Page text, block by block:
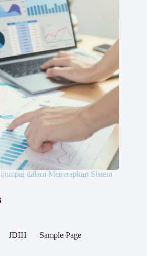
dalam Menerapkan Sistem
JDIH
Sample Page